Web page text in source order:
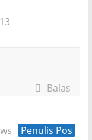
Balas
Penulis Pos